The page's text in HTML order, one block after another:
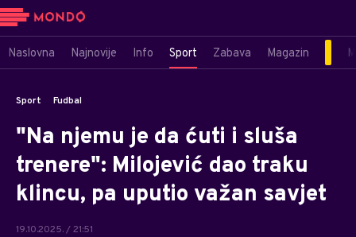
Naslovna Najnovije Info Sport Zabava Magazin
Sport Fudbal
"Na njemu je da ćuti i sluša
trenere": Milojević dao traku
klincu, pa uputio važan savjet
19.10.2025. / 21:51